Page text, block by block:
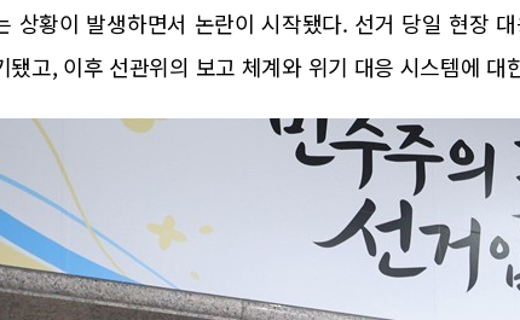
상황이 발생하면서 논란이 시작됐다. 선거 당일 현장
됐고, 이후 선관위의 보고 체계와 위기 대응 시스템에 대